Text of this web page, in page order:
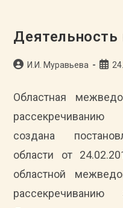
Деятельность
АвторИ.И. Муравьева
Областная
создана
области от
областной
рассекречиванию